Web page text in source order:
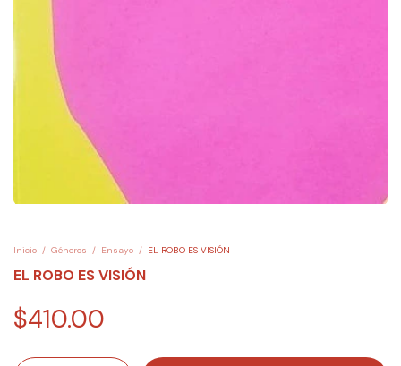
Inicio / Géneros / Ensayo / EL ROBO ES VISIÓN
EL ROBO ES VISIÓN
$410.00